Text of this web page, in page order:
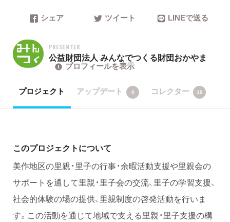
シェア ツイート LINEで送る
PRESENTER
公益財団法人 みんなでつくる財団おかやま
プロフィールを表示
プロジェクト アップデート 0 コレクター 19
このプロジェクトについて
美作地区の里親・里子の行事・余暇活動支援や里親会の
サポートを通して里親・里子会の交流、里子の学習支援、
社会的体験の場の提供、里親制度の啓発活動を行いま
す。この活動を通じて地域で支える里親・里子支援の構